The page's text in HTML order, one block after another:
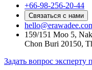
+66-98-256-20-44
Связаться с нами
159/151 Moo 5,
Chon Buri 20150,
Задать вопрос эксперту